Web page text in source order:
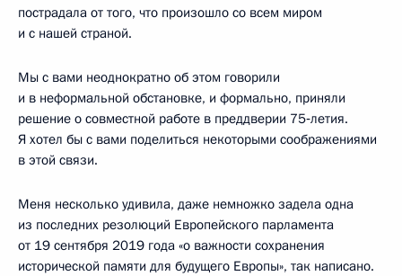
пострадала от того, что произошло со всем миром
и с нашей страной.
Мы с вами неоднократно об этом говорили
и в неформальной обстановке, и формально, приняли
решение о совместной работе в преддверии 75‑летия.
Я хотел бы с вами поделиться некоторыми соображениями
в этой связи.
Меня несколько удивила, даже немножко задела одна
из последних резолюций Европейского парламента
от 19 сентября 2019 года «о важности сохранения
исторической памяти для будущего Европы», так написано.